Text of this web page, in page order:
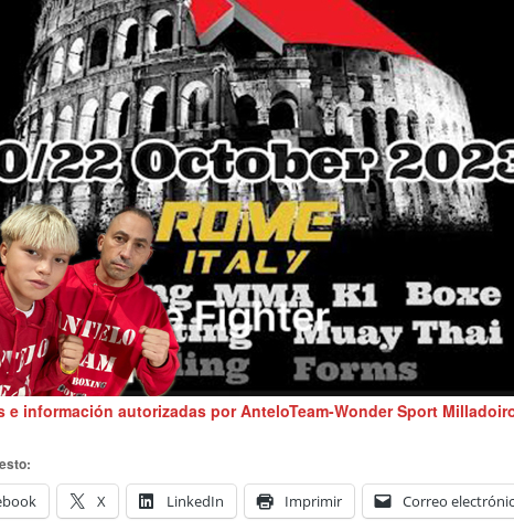
e información autorizadas por AnteloTeam-Wonder Sport
X LinkedIn Imprimir Correo